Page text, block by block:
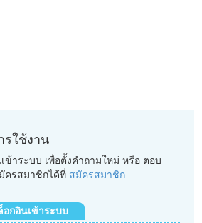
ใช้งาน
าระบบ เพื่อตั้งคำถามใหม่ หรือ ตอบ
ครสมาชิกได้ที่ สมัครสมาชิก
กอินเข้าระบบ